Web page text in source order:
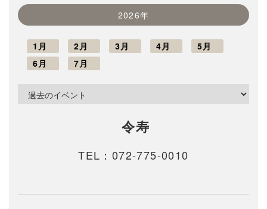
2026年
1月 2月 3月 4月
5月
6月
7月
令寿
TEL： 072-775-0010